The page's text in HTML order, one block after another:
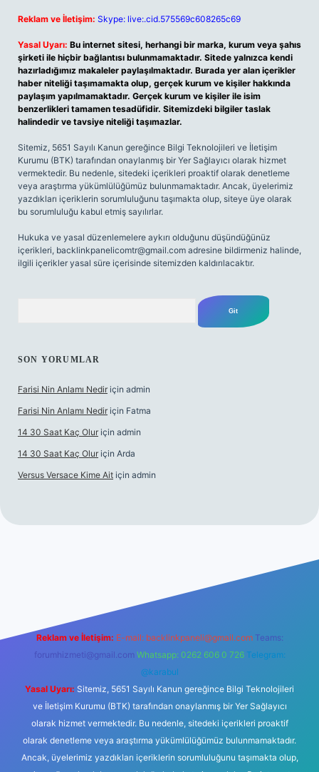
Reklam ve İletişim: Skype: live:.cid.575569c608265c69
Yasal Uyarı: Bu internet sitesi, herhangi bir marka, kurum veya şahıs
şirketi ile hiçbir bağlantısı bulunmamaktadır. Sitede yalnızca kendi
hazırladığımız makaleler paylaşılmaktadır. Burada yer alan içerikler
haber niteliği taşımamakta olup, gerçek kurum ve kişiler hakkında
paylaşım yapılmamaktadır. Gerçek kurum ve kişiler ile isim
benzerlikleri tamamen tesadüfidir. Sitemizdeki bilgiler taslak
halindedir ve tavsiye niteliği taşımazlar.
Sitemiz, 5651 Sayılı Kanun gereğince Bilgi Teknolojileri ve İletişim
Kurumu (BTK) tarafından onaylanmış bir Yer Sağlayıcı olarak hizmet
vermektedir. Bu nedenle, sitedeki içerikleri proaktif olarak denetleme
veya araştırma yükümlülüğümüz bulunmamaktadır. Ancak, üyelerimiz
yazdıkları içeriklerin sorumluluğunu taşımakta olup, siteye üye olarak
bu sorumluluğu kabul etmiş sayılırlar.
Hukuka ve yasal düzenlemelere aykırı olduğunu düşündüğünüz
içerikleri, backlinkpanelicomtr@gmail.com adresine bildirmeniz halinde,
ilgili içerikler yasal süre içerisinde sitemizden kaldırılacaktır.
SON YORUMLAR
Farisi Nin Anlamı Nedir için admin
Farisi Nin Anlamı Nedir için Fatma
14 30 Saat Kaç Olur için admin
14 30 Saat Kaç Olur için Arda
Versus Versace Kime Ait için admin
Reklam ve İletişim: E-mail: backlinkpaneli@gmail.com Teams:
forumhizmeti@gmail.com Whatsapp: 0262 606 0 726 Telegram:
@karabul
Yasal Uyarı: Sitemiz, 5651 Sayılı Kanun gereğince Bilgi Teknolojileri
ve İletişim Kurumu (BTK) tarafından onaylanmış bir Yer Sağlayıcı
olarak hizmet vermektedir. Bu nedenle, sitedeki içerikleri proaktif
olarak denetleme veya araştırma yükümlülüğümüz bulunmamaktadır.
Ancak, üyelerimiz yazdıkları içeriklerin sorumluluğunu taşımakta olup,